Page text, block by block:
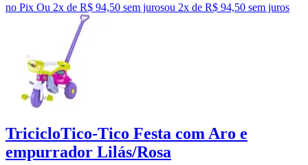
no Pix Ou 2x de R$ 94,50 sem jurosou 2x de R$ 94,50 sem juros
TricicloTico-Tico Festa com Aro e
empurrador Lilás/Rosa